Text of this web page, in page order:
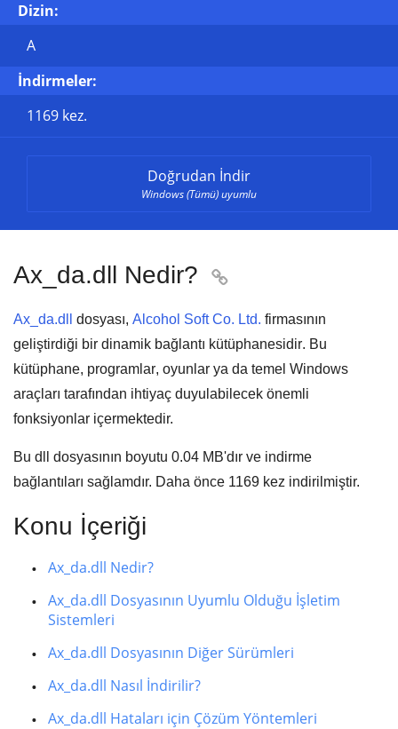
Dizin:
A
İndirmeler:
1169 kez.
Doğrudan İndir
Windows (Tümü) uyumlu
Ax_da.dll Nedir? 
Ax_da.dll dosyası, Alcohol Soft Co. Ltd. firmasının
geliştirdiği bir dinamik bağlantı kütüphanesidir. Bu
kütüphane, programlar, oyunlar ya da temel Windows
araçları tarafından ihtiyaç duyulabilecek önemli
fonksiyonlar içermektedir.
Bu dll dosyasının boyutu 0.04 MB'dır ve indirme
bağlantıları sağlamdır. Daha önce 1169 kez indirilmiştir.
Konu İçeriği
Ax_da.dll Nedir?
Ax_da.dll Dosyasının Uyumlu Olduğu İşletim
Sistemleri
Ax_da.dll Dosyasının Diğer Sürümleri
Ax_da.dll Nasıl İndirilir?
Ax_da.dll Hataları için Çözüm Yöntemleri